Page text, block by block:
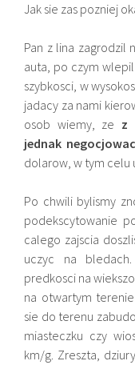
Jak sie zas pozniej
Pan z lina zagrodzil
auta, po czym
szybkosci, w
jadacy za nami
osob wiemy, ze z
jednak negocjowac
dolarow, w tym celu
Po chwili bylismy
podekscytowanie
calego zajscia
uczyc na
predkosci na
na otwartym
sie do terenu
miasteczku czy
km/g. Zreszta,